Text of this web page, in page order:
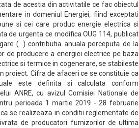
de acestia din activitatile ce fac obiectul
in domeniul Energiei, fiind exceptati
si cei care produc energie electrica si
de urgenta ce modifica OUG 114, publicat
(...) contributia anuala perceputa de la
de producere a energiei electrice pe baza
si termice in cogenerare, se stabileste
proiect. Cifra de afaceri ce se constituie ca
este definita si calculata conform
ANRE, cu avizul Comisiei Nationale de
perioada 1 martie 2019 - 28 februarie
se realizeaza in conditii reglementate de
de producatori furnizorilor de ultima